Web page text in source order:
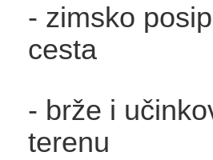
- zimsko
cesta
- brže i
terenu